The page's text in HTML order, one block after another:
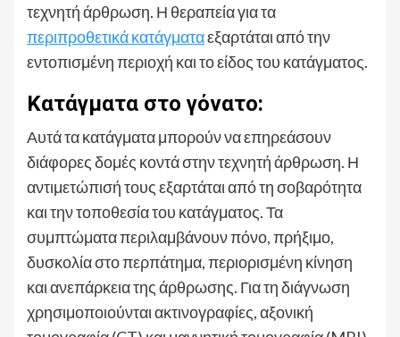
τεχνητή άρθρωση. Η θεραπεία για τα
περιπροθετικά κατάγματαεξαρτάται από την
εντοπισμένη περιοχή και το είδος του κατάγματος.
Κατάγματα στο γόνατο:
Αυτά τα κατάγματα μπορούν να επηρεάσουν
διάφορες δομές κοντά στην τεχνητή άρθρωση. Η
αντιμετώπισή τους εξαρτάται από τη σοβαρότητα
και την τοποθεσία του κατάγματος. Τα
συμπτώματα περιλαμβάνουν πόνο, πρήξιμο,
δυσκολία στο περπάτημα, περιορισμένη κίνηση
και ανεπάρκεια της άρθρωσης. Για τη διάγνωση
χρησιμοποιούνται ακτινογραφίες, αξονική